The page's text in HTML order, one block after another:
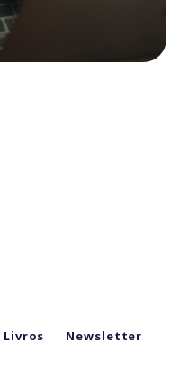
Livros Newsletter